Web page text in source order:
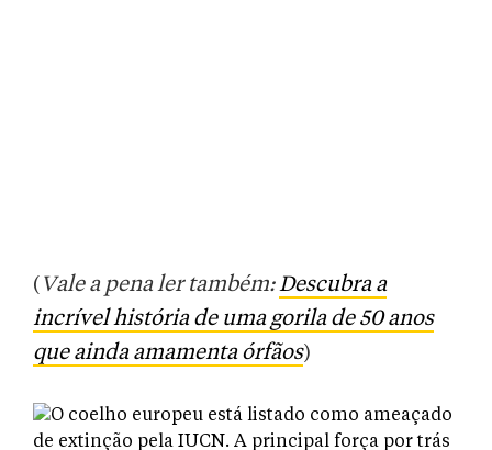
( Vale a pena ler também:Descubra a
incrível história de uma gorila de 50 anos
que ainda amamenta órfãos)